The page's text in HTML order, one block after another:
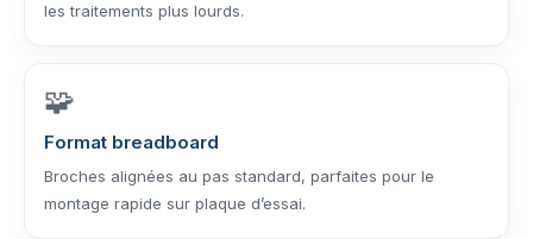
les traitements plus lourds.
🧩
Format breadboard
Broches alignées au pas standard, parfaites pour le
montage rapide sur plaque d’essai.